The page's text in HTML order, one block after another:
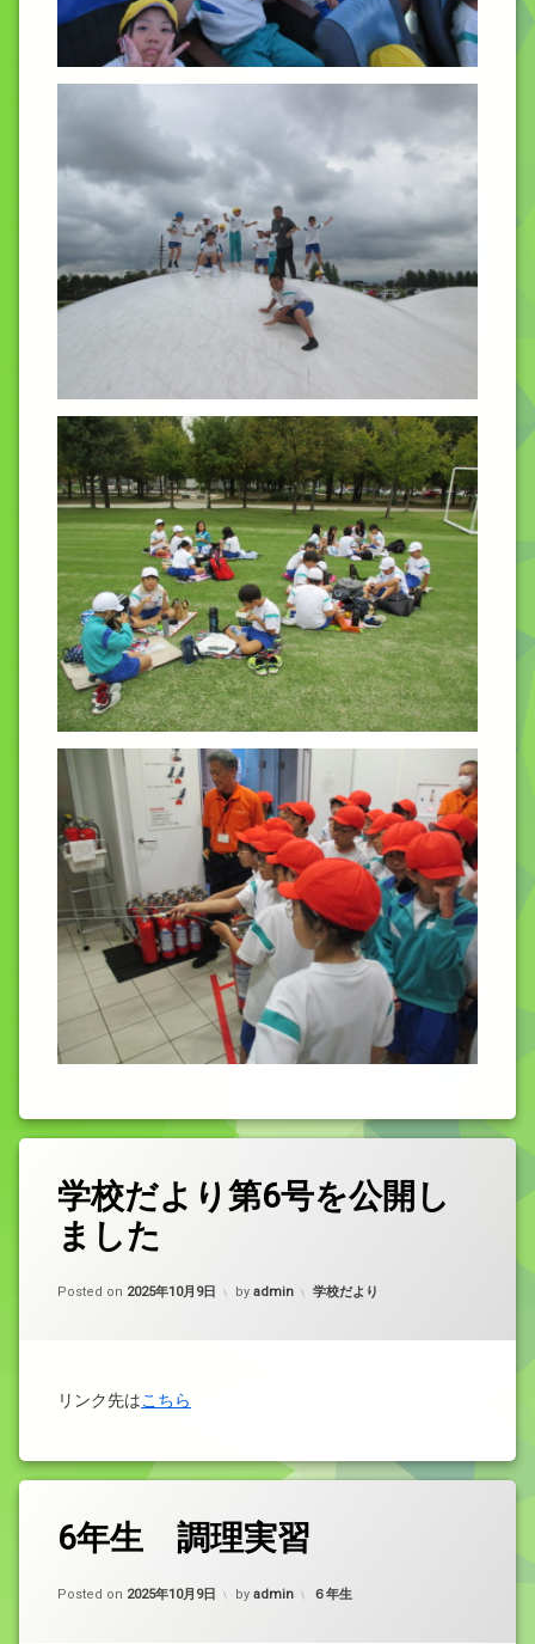
学校だより第6号を公開し
ました
Posted on 2025年10月9日 by admin カテゴリー:
学校だより
リンク先はこちら
6年生 調理実習
Posted on 2025年10月9日 by admin カテゴリー:
６年生